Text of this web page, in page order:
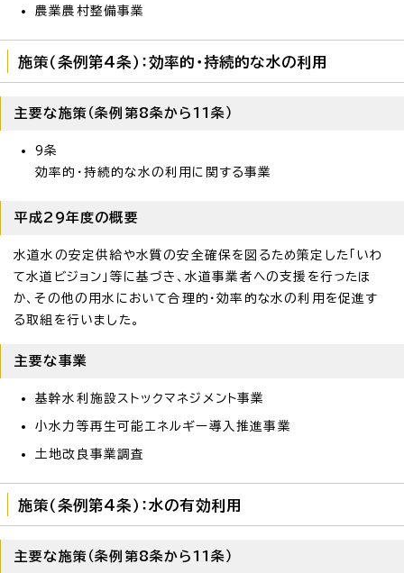
農業農村整備事業
施策（条例第4条）：効率的・持続的な水の利用
主要な施策（条例第8条から11条）
9条
効率的・持続的な水の利用に関する事業
平成29年度の概要
水道水の安定供給や水質の安全確保を図るため策定した「いわ
て水道ビジョン」等に基づき、水道事業者への支援を行ったほ
か、その他の用水において合理的・効率的な水の利用を促進す
る取組を行いました。
主要な事業
基幹水利施設ストックマネジメント事業
小水力等再生可能エネルギー導入推進事業
土地改良事業調査
施策（条例第4条）：水の有効利用
主要な施策（条例第8条から11条）